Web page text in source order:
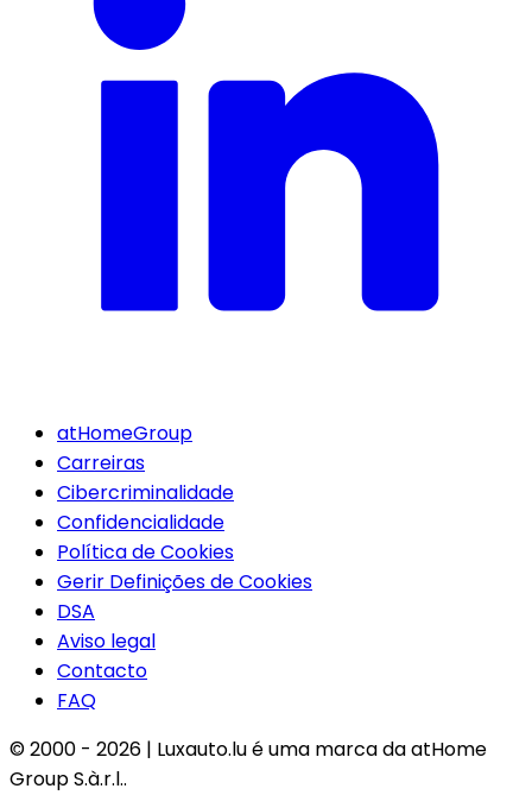
atHomeGroup
Carreiras
Cibercriminalidade
Confidencialidade
Política de Cookies
Gerir Definições de Cookies
DSA
Aviso legal
Contacto
FAQ
© 2000 - 2026 | Luxauto.lu é uma marca da atHome
Group S.à.r.l..